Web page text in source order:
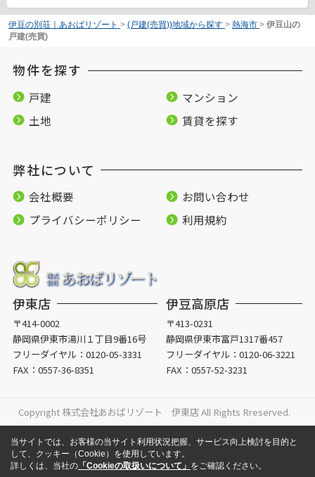
伊豆の別荘｜あおばリゾート > (戸建(売買))地域から探す > 熱海市 > 伊豆山の
戸建(売買)
物件を探す
戸建
マンション
土地
賃貸を探す
弊社について
会社概要
お問い合わせ
プライバシーポリシー
利用規約
伊東店
〒414-0002
静岡県伊東市湯川１丁目9番16号
フリーダイヤル： 0120-05-3331
FAX：0557-36-8351
伊豆高原店
〒413-0231
静岡県伊東市富戸1317番457
フリーダイヤル：0120-06-3221
FAX：0557-52-3231
Copyright 株式会社あおばリゾート 伊東店 All Rights Rreserved.
当サイトでは、お客様の当サイト利用状況把握、サービス向上検討を目的と
して、クッキー（Cookie）を使用しています。
詳しくは、当社の 「Cookieの取扱いについて」 をご確認ください。